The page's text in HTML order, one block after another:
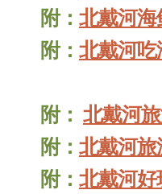
附： 北戴河
附： 北戴河
附： 北戴河
附： 北戴河
附： 北戴河